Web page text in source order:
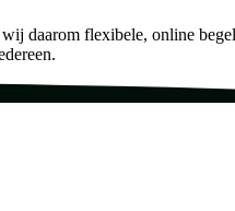
daarom flexibele, online